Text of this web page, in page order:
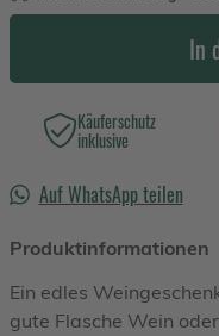
In
Käuferschutz
inklusive
Auf WhatsApp teilen
Produktinformationen
Ein edles
gute Flasche Wein